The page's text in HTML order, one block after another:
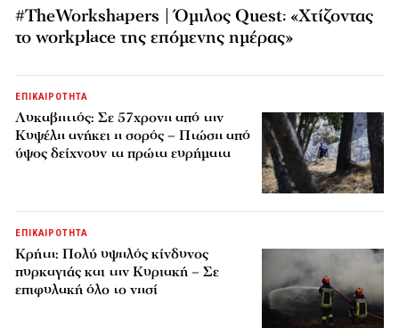
#TheWorkshapers | Όμιλος Quest: «Χτίζοντας
το workplace της επόμενης ημέρας»
ΕΠΙΚΑΙΡΟΤΗΤΑ
Λυκαβηττός: Σε 57χρονη από την
Κυψέλη ανήκει η σορός – Πτώση από
ύψος δείχνουν τα πρώτα ευρήματα
ΕΠΙΚΑΙΡΟΤΗΤΑ
Κρήτη: Πολύ υψηλός κίνδυνος
πυρκαγιάς και την Κυριακή – Σε
επιφυλακή όλο το νησί